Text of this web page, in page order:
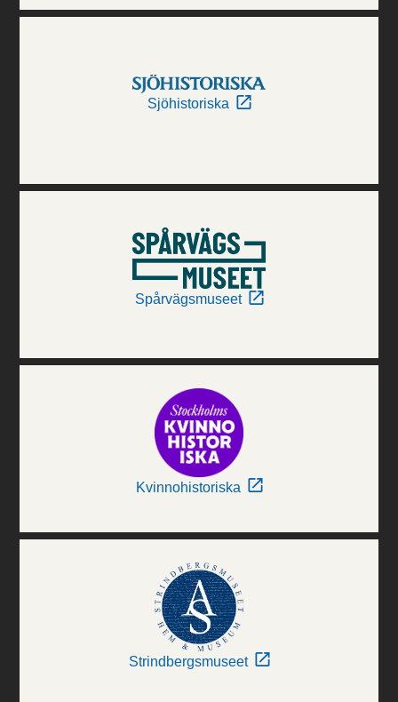
Sjöhistoriska
Spårvägsmuseet
Kvinnohistoriska
Strindbergsmuseet